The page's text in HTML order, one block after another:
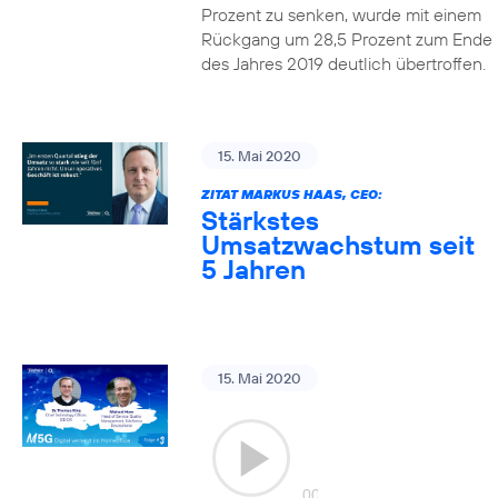
Prozent zu senken, wurde mit einem
Rückgang um 28,5 Prozent zum Ende
des Jahres 2019 deutlich übertroffen.
15. Mai 2020
ZITAT MARKUS HAAS, CEO:
Stärkstes
Umsatzwachstum seit
5 Jahren
15. Mai 2020